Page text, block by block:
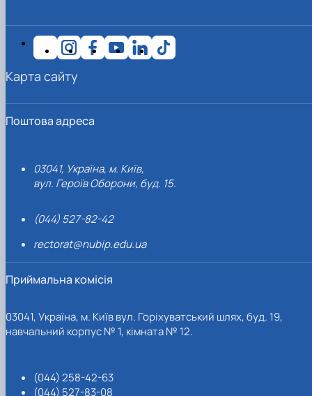
Поштова адреса
03041, Україна, м. Київ,
вул. Героїв Оборони, буд. 15.
(044) 527-82-42
rectorat@nubip.edu.ua
Приймальна комісія
03041, Україна, м. Київ вул. Горіхуватський шлях, буд. 19,
навчальний корпус № 1, кімната № 12.
(044) 258-42-63
(044) 527-83-08
Карта сайту